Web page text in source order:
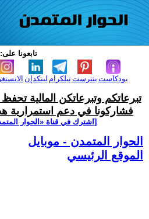
تابعونا على:
لينكدإن تيلكرامبنترست بودكاست
تبرعاتكم وتبرعاتكن المالية
فشاركونا في دعم استمرارية
[اشترك في قناة ‫«الحوار
الحوار المتمدن - موبايل
الموقع الرئيسي